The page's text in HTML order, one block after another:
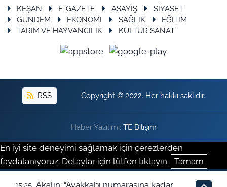
KEŞAN E-GAZETE ASAYİŞ
SİYASET
GÜNDEM
EKONOMİ SAĞLIK
EĞİTİM
TARIM VE HAYVANCILIK
KÜLTÜR SANAT
RSS Copyright © 2022. Her hakkı saklıdır.
Haber Yazılımı: TE Bilişim
En iyi site deneyimi sağlamak için çerezlerden
faydalanıyoruz. Detaylar için lütfen tıklayın. Tamam
15:25 Akalın; “Ayakkabı numarasına kadar